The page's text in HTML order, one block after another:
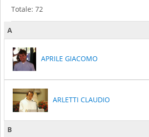
Totale: 72
A
APRILE GIACOMO
ARLETTI CLAUDIO
B